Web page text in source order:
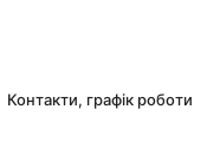
Контакти, графік роботи